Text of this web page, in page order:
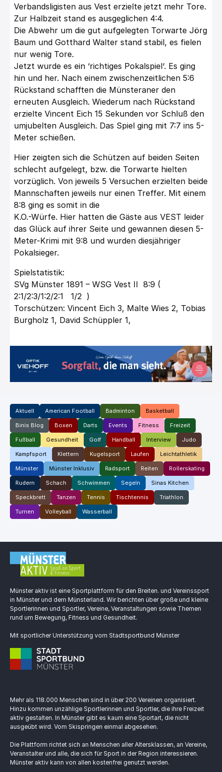
Verbandsligisten aus Vest erzielte jetzt mehr Tore.
Zur Halbzeit stand es ausgeglichen 4:4.
Die Abwehr um die gut aufgelegten Torwarte Jörg
Baum und Gotthard Walter stand stabil, es fielen
nur wenig Tore.
Jetzt wurde es ein ‘richtiges Pokalspiel‘. Es ging
hin und her. Nach einem zwischenzeitlichen 5:6
Rückstand schafften die Münsteraner den
erneuten Ausgleich. Wiederum nach Rückstand
erzielte Vincent Eich 15 Sekunden vor Schluß den
umjubelten Ausgleich. Das Spiel ging mit 7:7 ins 5-
Meter schießen.
Hier zeigten sich die Schützen auf beiden Seiten
schlecht aufgelegt, bzw. die Torwarte hielten
vorzüglich. Von jeweils 5 Versuchen erzielten beide
Mannschaften jeweils nur einen Treffer. Mit einem
8:8 ging es somit in die
K.O.-Würfe. Hier hatten die Gäste aus VEST leider
das Glück auf ihrer Seite und gewannen diesen 5-
Meter-Krimi mit 9:8 und wurden diesjähriger
Pokalsieger.
Spielstatistik:
SVg Münster 1891 – WSG Vest II 8:9 (
2:1/2:3/1:2/2:1 1/2 )
Torschützen: Vincent Eich 3, Malte Wies 2, Tobias
Burgholz 1, David Schüppler 1,
Aktuell American Football Badminton Basketball
Binis Blog Boxen Darts Events Fitness Freizeit
Fußball Gesundheit Golf Handball Interview Judo
Kampfsport Klettern Kugelsport Laufen Leichtathletik
Münster Münster Inklusiv Radsport Reiten Rollerskating
Rudern Schach Schwimmen Segeln Sinas Kitchen
Speckbrett Tanzen Tennis Tischtennis Triathlon
Turnen Volleyball Wasserball
Münster aktiv ist eine Sportplattform für den Breiten. und Vereinssport
in Münster und dem Münsterland. Wir berichten über große und kleine
Sportlerinnen und Sportler, Vereine, Veranstaltungen sowie Themen
rund um Bewegung, Fitness und Gesundheit.
Mit sportlicher Unterstützung vom Stadtsportbund Münster
Mehr als 118.000 Menschen sind in über 200 Vereinen organisiert.
Hinzu kommen unzählige Sportlerinnen und Sportler, die ihre Freizeit
aktiv gestalten. In Münster gibt es kaum eine Sportart, die nicht
ausgeübt wird. Vom Skispringen einmal abgesehen.
Die Plattform richtet sich an Menschen aller Altersklassen, an Vereine,
Veranstalter und alle, die sich für Sport in der Region interessieren.
Münster aktiv kann von allen kostenfrei genutzt werden.